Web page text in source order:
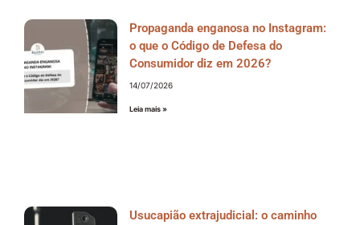
Propaganda enganosa no Instagram:
o que o Código de Defesa do
Consumidor diz em 2026?
14/07/2026
Leia mais »
Usucapião extrajudicial: o caminho